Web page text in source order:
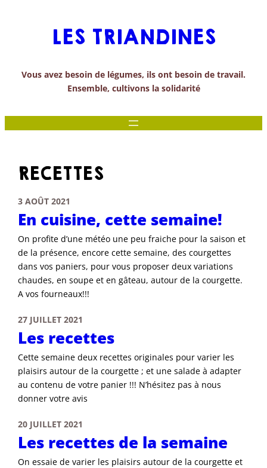
LES TRIANDINES
Vous avez besoin de légumes, ils ont besoin de travail.
Ensemble, cultivons la solidarité
RECETTES
3 AOÛT 2021
En cuisine, cette semaine!
On profite d’une météo une peu fraiche pour la saison et
de la présence, encore cette semaine, des courgettes
dans vos paniers, pour vous proposer deux variations
chaudes, en soupe et en gâteau, autour de la courgette.
A vos fourneaux!!!
27 JUILLET 2021
Les recettes
Cette semaine deux recettes originales pour varier les
plaisirs autour de la courgette ; et une salade à adapter
au contenu de votre panier !!! N’hésitez pas à nous
donner votre avis
20 JUILLET 2021
Les recettes de la semaine
On essaie de varier les plaisirs autour de la courgette et